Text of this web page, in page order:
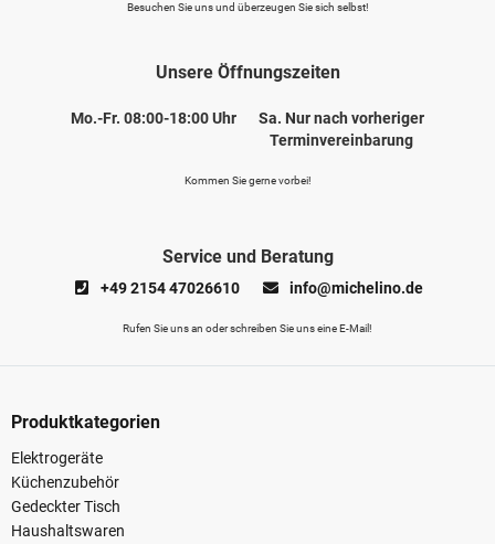
Besuchen Sie uns und überzeugen Sie sich selbst!
Unsere Öffnungszeiten
Mo.-Fr. 08:00-18:00 Uhr
Sa. Nur nach vorheriger
Terminvereinbarung
Kommen Sie gerne vorbei!
Service und Beratung
+49 2154 47026610 info@michelino.de
Rufen Sie uns an oder schreiben Sie uns eine E-Mail!
Produktkategorien
Elektrogeräte
Küchenzubehör
Gedeckter Tisch
Haushaltswaren